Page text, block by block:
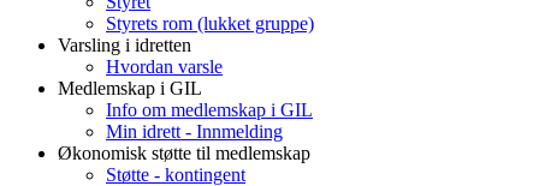
Styrets rom (lukket gruppe)
Varsling i idretten
Hvordan varsle
Medlemskap i GIL
Info om medlemskap i GIL
Min idrett - Innmelding
Økonomisk støtte til medlemskap
Støtte - kontingent